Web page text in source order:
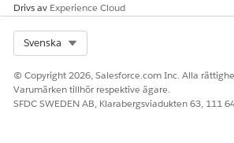
Drivs av Experience Cloud
Svenska
© Copyright 2026, Salesforce.com Inc. Alla
Varumärken tillhör respektive ägare.
SFDC SWEDEN AB, Klarabergsviadukten 63, 111